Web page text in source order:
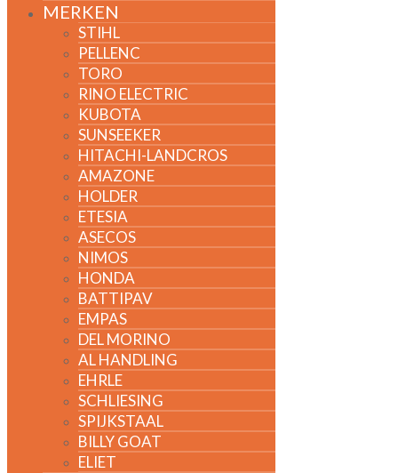
MERKEN
STIHL
PELLENC
TORO
RINO ELECTRIC
KUBOTA
SUNSEEKER
HITACHI-LANDCROS
AMAZONE
HOLDER
ETESIA
ASECOS
NIMOS
HONDA
BATTIPAV
EMPAS
DEL MORINO
AL HANDLING
EHRLE
SCHLIESING
SPIJKSTAAL
BILLY GOAT
ELIET